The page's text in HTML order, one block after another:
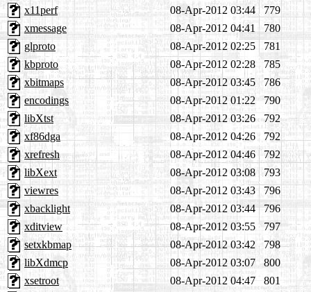
x11perf
08-Apr-2012 03:44
779
xmessage
08-Apr-2012 04:41
780
glproto
08-Apr-2012 02:25
781
kbproto
08-Apr-2012 02:28
785
xbitmaps
08-Apr-2012 03:45
786
encodings
08-Apr-2012 01:22
790
libXtst
08-Apr-2012 03:26
792
xf86dga
08-Apr-2012 04:26
792
xrefresh
08-Apr-2012 04:46
792
libXext
08-Apr-2012 03:08
793
viewres
08-Apr-2012 03:43
796
xbacklight
08-Apr-2012 03:44
796
xditview
08-Apr-2012 03:55
797
setxkbmap
08-Apr-2012 03:42
798
libXdmcp
08-Apr-2012 03:07
800
xsetroot
08-Apr-2012 04:47
801